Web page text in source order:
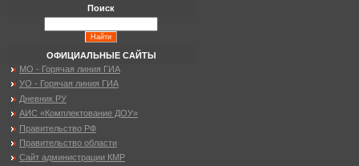
Поиск
ОФИЦИАЛЬНЫЕ САЙТЫ
МО - Горячая линия ГИА
УО - Горячая линия ГИА
Дневник.РУ
АИС «Комплектование ДОУ»
Правительство РФ
Правительство области
Сайт администрации КМР